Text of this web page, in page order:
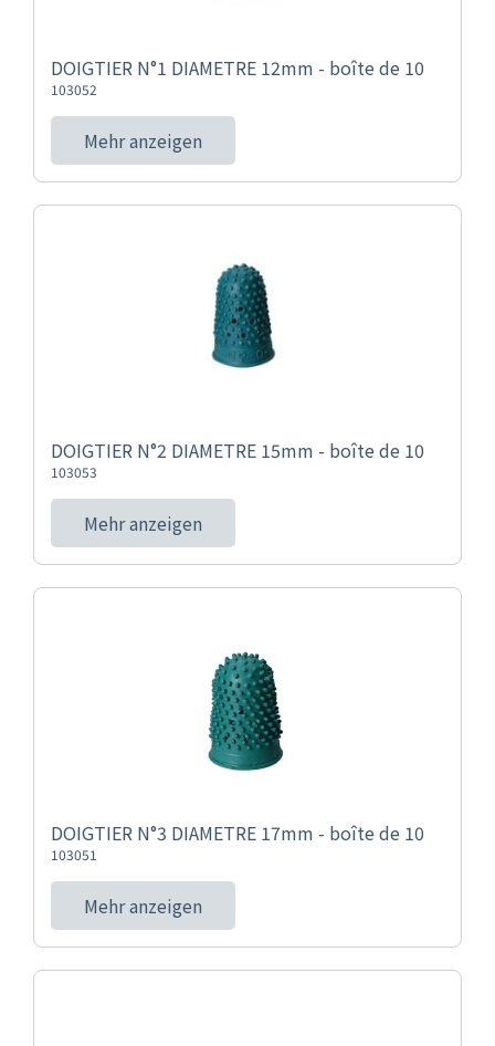
DOIGTIER N°1 DIAMETRE 12mm - boîte de 10
103052
Mehr anzeigen
DOIGTIER N°2 DIAMETRE 15mm - boîte de 10
103053
Mehr anzeigen
DOIGTIER N°3 DIAMETRE 17mm - boîte de 10
103051
Mehr anzeigen